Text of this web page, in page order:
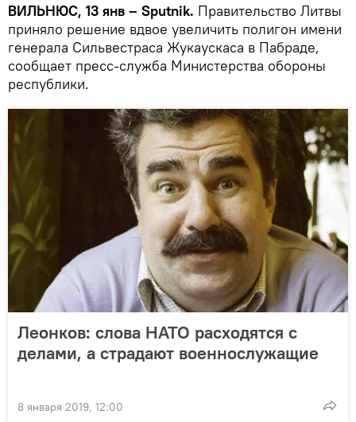
ВИЛЬНЮС, 13 янв – Sputnik. Правительство Литвы
приняло решение вдвое увеличить полигон имени
генерала Сильвестраса Жукаускаса в Пабраде,
сообщает пресс-служба Министерства обороны
республики.
Леонков: слова НАТО расходятся с
делами, а страдают военнослужащие
8 января 2019, 12:00